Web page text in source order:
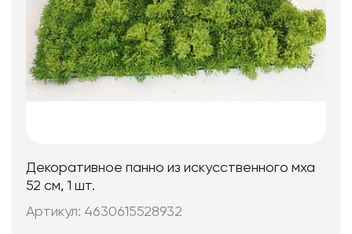
Декоративное панно из искусственного мха
52 см, 1 шт.
Артикул: 4630615528932